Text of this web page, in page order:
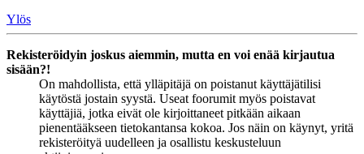
Ylös
Rekisteröidyin joskus aiemmin, mutta en voi enää kirjautua
sisään?!
On mahdollista, että ylläpitäjä on poistanut käyttäjätilisi
käytöstä jostain syystä. Useat foorumit myös poistavat
käyttäjiä, jotka eivät ole kirjoittaneet pitkään aikaan
pienentääkseen tietokantansa kokoa. Jos näin on käynyt, yritä
rekisteröityä uudelleen ja osallistu keskusteluun